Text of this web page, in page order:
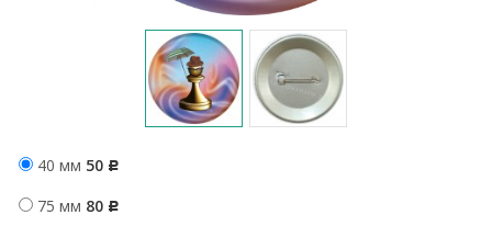
40 мм 50 Р
75 мм 80 Р